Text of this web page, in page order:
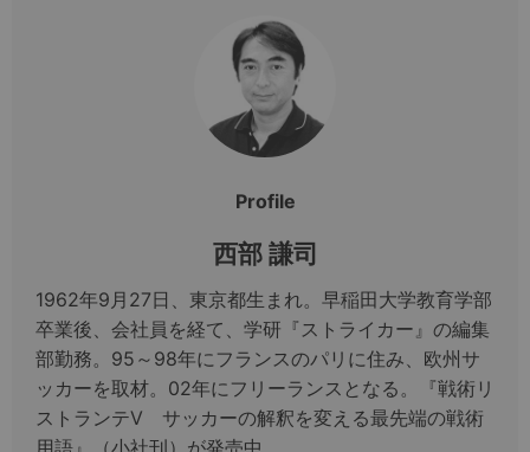
Profile
西部 謙司
1962年9月27日、東京都生まれ。早稲田大学教育学部
卒業後、会社員を経て、学研『ストライカー』の編集
部勤務。95～98年にフランスのパリに住み、欧州サ
ッカーを取材。02年にフリーランスとなる。『戦術リ
ストランテV サッカーの解釈を変える最先端の戦術
用語』（小社刊）が発売中。